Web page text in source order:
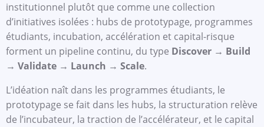
institutionnel plutôt que comme une collection
d’initiatives isolées : hubs de prototypage, programmes
étudiants, incubation, accélération et capital-risque
forment un pipeline continu, du type Discover → Build
→ Validate → Launch → Scale.
L’idéation naît dans les programmes étudiants, le
prototypage se fait dans les hubs, la structuration relève
de l’incubateur, la traction de l’accélérateur, et le capital